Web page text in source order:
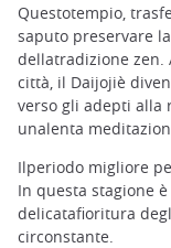
Questotempio,
saputo preservare
dellatradizione zen.
città, il Daijojiè
verso gli adepti alla
unalenta
Ilperiodo migliore
In questa stagione
delicatafioritura
circonstante.